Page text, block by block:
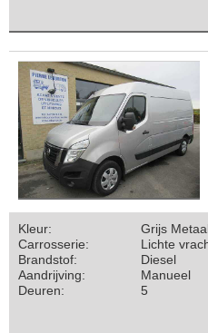
Kleur:
Grijs
Carrosserie:
Lichte
Brandstof:
Diesel
Aandrijving:
Manueel
Deuren:
5